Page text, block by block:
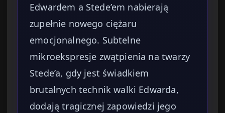
Edwardem a Stede’em nabierają
zupełnie nowego ciężaru
emocjonalnego. Subtelne
mikroekspresje zwątpienia na twarzy
Stede’a, gdy jest świadkiem
brutalnych technik walki Edwarda,
dodają tragicznej zapowiedzi jego